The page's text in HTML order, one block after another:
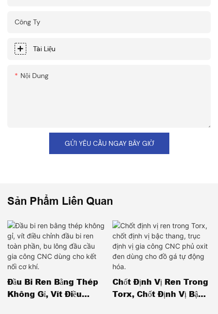
Công Ty
Tài Liệu
Nội Dung
GỬI YÊU CẦU NGAY BÂY GIỜ
Sản Phẩm Liên Quan
Đầu Bi Ren Bằng Thép
Không Gỉ, Vít Điều
Chốt Định Vị Ren Trong
Torx, Chốt Định Vị Bậc